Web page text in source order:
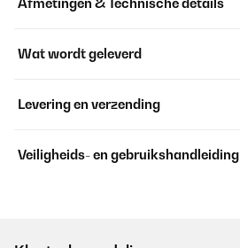
Afmetingen & Technische details
Wat wordt geleverd
Levering en verzending
Veiligheids- en gebruikshandleiding